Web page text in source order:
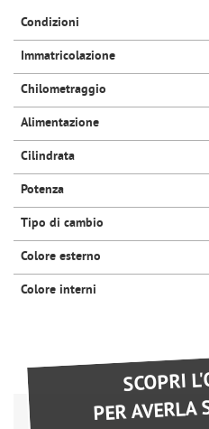
Condizioni
Immatricolazione
Chilometraggio
Alimentazione
Cilindrata
Potenza
Tipo di cambio
Colore esterno
Colore interni
SCOPRI
PER